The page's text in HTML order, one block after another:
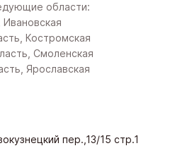
области:
Костромская
Смоленская
Ярославская
пер.,13/15 стр.1